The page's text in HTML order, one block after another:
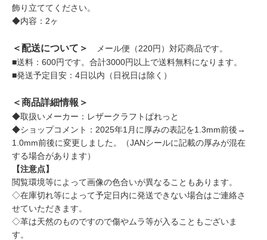
飾り立ててください。
◆内容：2ヶ
＜配送について＞
メール便（220円）対応商品です。
■送料：600円です。合計3000円以上で送料無料になります。
■発送予定目安：4日以内（日祝日は除く）
＜商品詳細情報＞
◆取扱いメーカー：レザークラフトぱれっと
◆ショップコメント：2025年1月に厚みの表記を1.3mm前後→
1.0mm前後に変更しました。（JANシールに記載の厚みが混在
する場合があります）
【注意点】
閲覧環境等によって画像の色合いが異なることもあります。
◇在庫切れ等によって予定日内に発送できない場合はご連絡さ
せていただきます。
◇革は天然のものですので傷やムラ等が入ることもございま
す。